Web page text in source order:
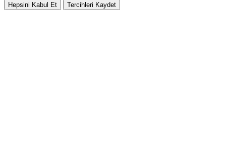
Hepsini Kabul Et Tercihleri Kaydet